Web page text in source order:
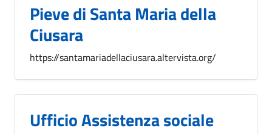
Pieve di Santa Maria della
Ciusara
https://santamariadellaciusara.altervista.org/
Ufficio Assistenza sociale